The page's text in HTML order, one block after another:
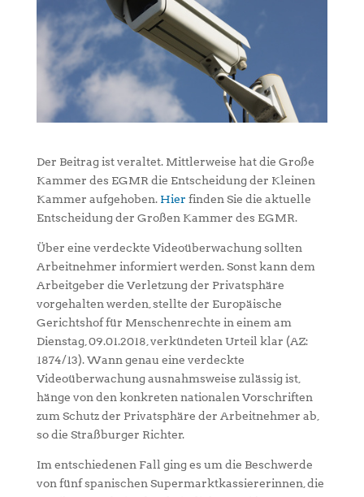
Der Beitrag ist veraltet. Mittlerweise hat die Große
Kammer des EGMR die Entscheidung der Kleinen
Kammer aufgehoben. Hier finden Sie die aktuelle
Entscheidung der Großen Kammer des EGMR.
Über eine verdeckte Videoüberwachung sollten
Arbeitnehmer informiert werden. Sonst kann dem
Arbeitgeber die Verletzung der Privatsphäre
vorgehalten werden, stellte der Europäische
Gerichtshof für Menschenrechte in einem am
Dienstag, 09.01.2018, verkündeten Urteil klar (AZ:
1874/13). Wann genau eine verdeckte
Videoüberwachung ausnahmsweise zulässig ist,
hänge von den konkreten nationalen Vorschriften
zum Schutz der Privatsphäre der Arbeitnehmer ab,
so die Straßburger Richter.
Im entschiedenen Fall ging es um die Beschwerde
von fünf spanischen Supermarktkassiererinnen, die